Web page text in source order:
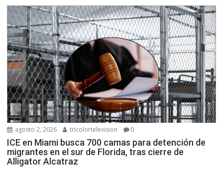
agosto 2, 2026 tricolortelevision 0
ICE en Miami busca 700 camas para detención de
migrantes en el sur de Florida, tras cierre de
Alligator Alcatraz